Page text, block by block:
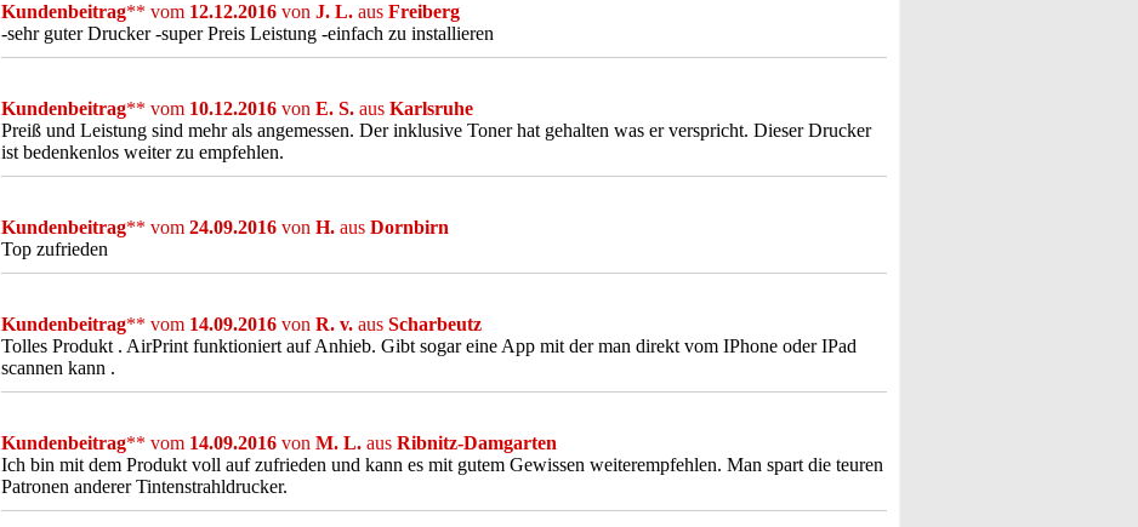
Kundenbeitrag** vom 12.12.2016 von J. L. aus Freiberg
-sehr guter Drucker -super Preis Leistung -einfach zu installieren
Kundenbeitrag** vom 10.12.2016 von E. S. aus Karlsruhe
Preiß und Leistung sind mehr als angemessen. Der inklusive Toner hat gehalten was er verspricht. Dieser Drucker
ist bedenkenlos weiter zu empfehlen.
Kundenbeitrag** vom 24.09.2016 von H. aus Dornbirn
Top zufrieden
Kundenbeitrag** vom 14.09.2016 von R. v. aus Scharbeutz
Tolles Produkt . AirPrint funktioniert auf Anhieb. Gibt sogar eine App mit der man direkt vom IPhone oder IPad
scannen kann .
Kundenbeitrag** vom 14.09.2016 von M. L. aus Ribnitz-Damgarten
Ich bin mit dem Produkt voll auf zufrieden und kann es mit gutem Gewissen weiterempfehlen. Man spart die teuren
Patronen anderer Tintenstrahldrucker.